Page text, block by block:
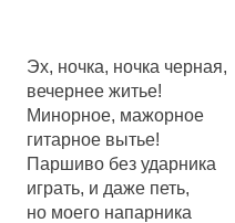
Эх, ночка, ночка черная,
вечернее житье!
Минорное, мажoрное
гитарное вытье!
Паршиво без ударника
играть, и даже петь,
но моего напарника